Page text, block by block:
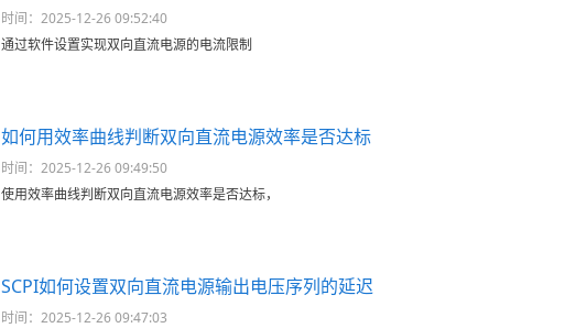
时间：2025-12-26 09:52:40
通过软件设置实现双向直流电源的电流限制
如何用效率曲线判断双向直流电源效率是否达标
时间：2025-12-26 09:49:50
使用效率曲线判断双向直流电源效率是否达标，
SCPI如何设置双向直流电源输出电压序列的延迟
时间：2025-12-26 09:47:03